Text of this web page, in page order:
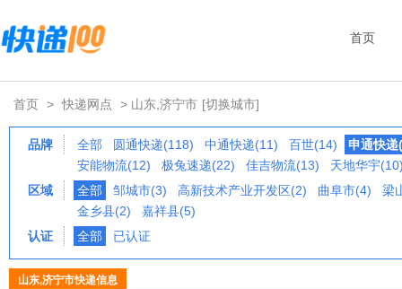
首页
首页 > 快递网点 > 山东,济宁市 [切换城市]
品牌 全部 圆通快递(118) 中通快递(11) 百世(14)
申通快递
安能物流(12)
极兔速递(22) 佳吉物流(13)
天地华宇
区域
全部 邹城市(3) 高新技术产业开发区(2) 曲阜市(4)
梁
金乡县(2)
嘉祥县(5)
认证
全部 已认证
山东,济宁市快递信息